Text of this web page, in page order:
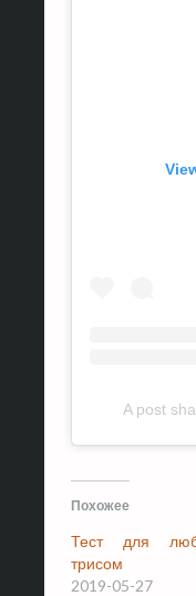
A post
Похожее
Тест для
трисом
2019-05-27